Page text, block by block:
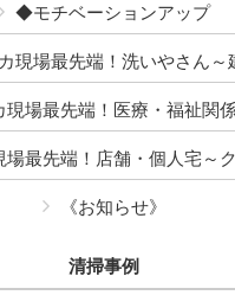
◆モチベーションアップ
現場最先端！洗いやさん～
場最先端！医療・福祉関
最先端！店舗・個人宅～
《お知らせ》
清掃事例